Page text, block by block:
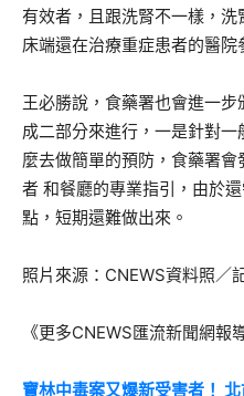
有效者，且跟洗腎不一樣，
床端還在治療重症患者的醫院
王必勝說，食藥署也會進一
成二部分來進行，一是針對
麼去做簡單的預防，食藥署
者 和餐廳的專業指引，由於
點，短期還難做出來。
照片來源：CNEWS資料照／
《更多CNEWS匯流新聞網報
寶林中毒案又爆新受害者！